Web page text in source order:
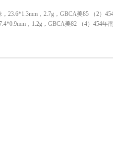
23.6*1.3mm，2.7g，GBCA美85 （2）
，1.2g，GBCA美82 （4）454